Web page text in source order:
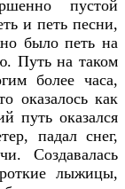
пустой
и петь песни,
было петь на
Путь на таком
более часа,
оказалось как
путь оказался
падал снег,
Создавалась
лыжицы,